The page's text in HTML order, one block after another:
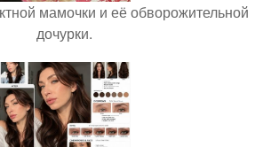
мамочки и её обворожительной
дочурки.